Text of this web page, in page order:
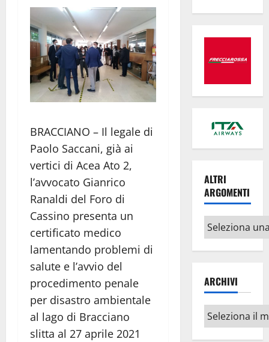
BRACCIANO – Il legale di
Paolo Saccani, già ai
vertici di Acea Ato 2,
l’avvocato Gianrico
Ranaldi del Foro di
Cassino presenta un
certificato medico
lamentando problemi di
salute e l’avvio del
procedimento penale
per disastro ambientale
al lago di Bracciano
slitta al 27 aprile 2021
ALTRI
ARGOMENTI
Altri
argomenti
ARCHIVI
Archivi